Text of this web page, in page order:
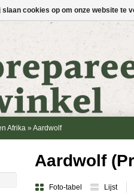
Afrika » Aardwolf
Aardwolf
Foto-tabel Lijst
slaan cookies op om onze website te